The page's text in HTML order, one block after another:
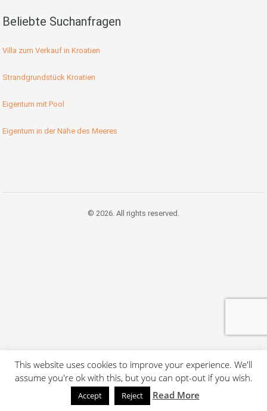
Beliebte Suchanfragen
Villa zum Verkauf in Kroatien
Strandgrundstück Kroatien
Eigentum mit Pool
Eigentum in der Nähe des Meeres
© 2026. All rights reserved.
This website uses cookies to improve your experience. We'll
assume you're ok with this, but you can opt-out if you wish.
Accept Reject Read More